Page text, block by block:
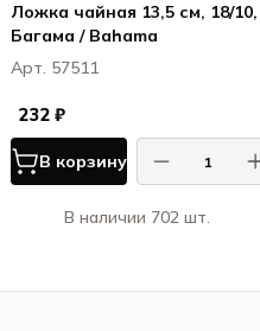
Ложка чайная 13,5 см, 18/10,
Багама / Bahama
Арт. 57511
232 ₽
В корзину
В наличии 702 шт.